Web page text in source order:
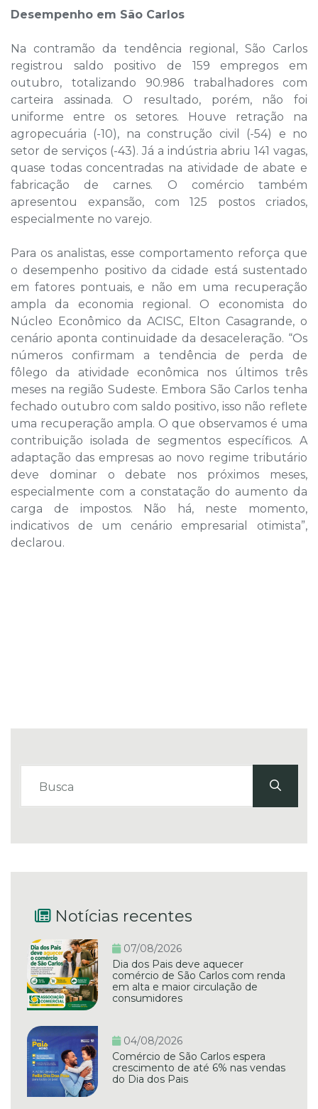
Desempenho em São Carlos
Na contramão da tendência regional, São Carlos
registrou saldo positivo de 159 empregos em
outubro, totalizando 90.986 trabalhadores com
carteira assinada. O resultado, porém, não foi
uniforme entre os setores. Houve retração na
agropecuária (-10), na construção civil (-54) e no
setor de serviços (-43). Já a indústria abriu 141 vagas,
quase todas concentradas na atividade de abate e
fabricação de carnes. O comércio também
apresentou expansão, com 125 postos criados,
especialmente no varejo.
Para os analistas, esse comportamento reforça que
o desempenho positivo da cidade está sustentado
em fatores pontuais, e não em uma recuperação
ampla da economia regional. O economista do
Núcleo Econômico da ACISC, Elton Casagrande, o
cenário aponta continuidade da desaceleração. “Os
números confirmam a tendência de perda de
fôlego da atividade econômica nos últimos três
meses na região Sudeste. Embora São Carlos tenha
fechado outubro com saldo positivo, isso não reflete
uma recuperação ampla. O que observamos é uma
contribuição isolada de segmentos específicos. A
adaptação das empresas ao novo regime tributário
deve dominar o debate nos próximos meses,
especialmente com a constatação do aumento da
carga de impostos. Não há, neste momento,
indicativos de um cenário empresarial otimista”,
declarou.
Notícias recentes
07/08/2026
Dia dos Pais deve aquecer
comércio de São Carlos com renda
em alta e maior circulação de
consumidores
04/08/2026
Comércio de São Carlos espera
crescimento de até 6% nas vendas
do Dia dos Pais